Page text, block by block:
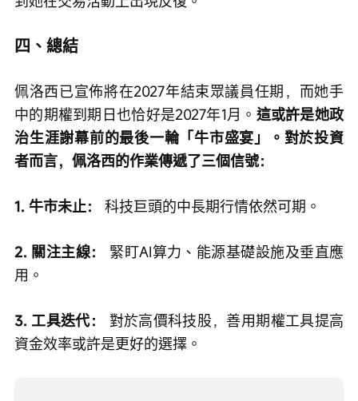
四、總結
佩洛西已宣佈將在2027年結束眾議員任期，而她手
中的期權到期日也恰好是2027年1月。 這或許是她政
治生涯謝幕前的最後一輪「牛市盛宴」。對於投資
者而言，佩洛西的作業傳遞了三個信號：
1. 牛市未止： 科技巨頭的中長期行情依然可期。
2. 關注主線：
緊盯AI算力、能源基礎設施及垂直應
用。
3. 工具迭代：
對於高價科技股，善用期權工具提高
資金效率或許是更好的選擇。